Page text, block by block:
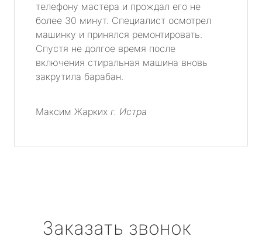
телефону мастера и прождал его не
более 30 минут. Специалист осмотрел
машинку и принялся ремонтировать.
Спустя не долгое время после
включения стиральная машина вновь
закрутила барабан.
Максим Жарких г. Истра
Заказать звонок